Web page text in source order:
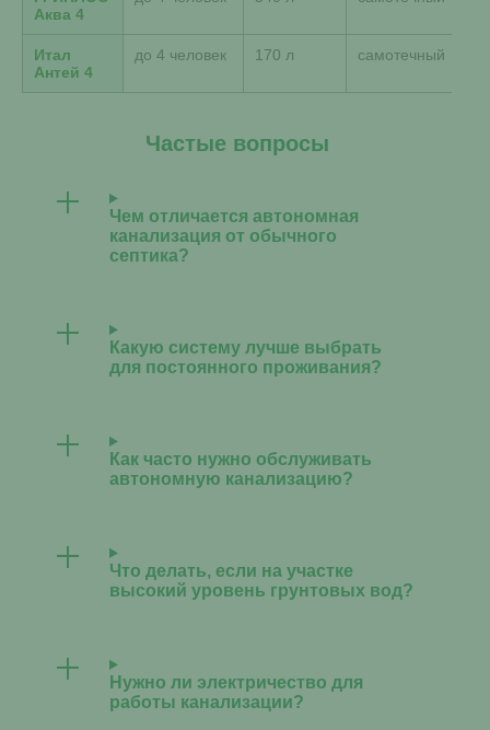
Аква 4
Итал
Антей 4
до 4 человек 170 л самотечный
Частые вопросы
Чем отличается автономная
канализация от обычного
септика?
Какую систему лучше выбрать
для постоянного проживания?
Как часто нужно обслуживать
автономную канализацию?
Что делать, если на участке
высокий уровень грунтовых вод?
Нужно ли электричество для
работы канализации?